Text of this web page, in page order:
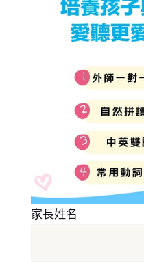
家長姓名